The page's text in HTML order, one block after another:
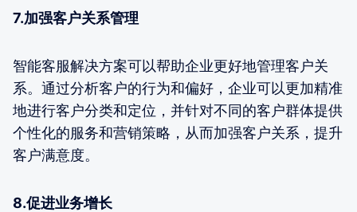
7.加强客户关系管理
智能客服解决方案可以帮助企业更好地管理客户关
系。通过分析客户的行为和偏好，企业可以更加精准
地进行客户分类和定位，并针对不同的客户群体提供
个性化的服务和营销策略，从而加强客户关系，提升
客户满意度。
8.促进业务增长